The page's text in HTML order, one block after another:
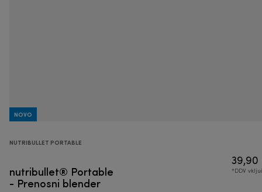
NOVO
NUTRIBULLET PORTABLE
nutribullet® Portable
- Prenosni blender
39,90
*DDV